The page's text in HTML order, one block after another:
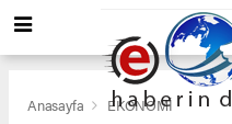
Anasayfa EKONOMİ